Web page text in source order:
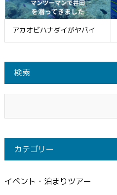
アカオビハナダイがヤバイ
検索
カテゴリー
イベント・泊まりツアー